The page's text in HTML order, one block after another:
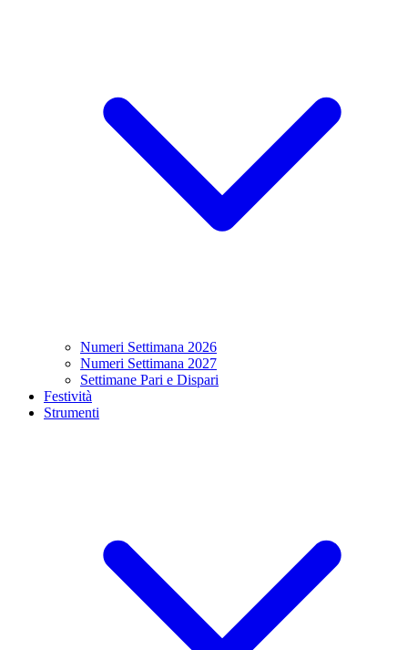
Numeri Settimana 2026
Numeri Settimana 2027
Settimane Pari e Dispari
Festività
Strumenti